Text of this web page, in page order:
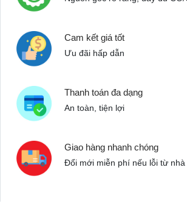
Cam kết giá tốt
Ưu đãi hấp dẫn
Thanh toán đa dạng
An toàn, tiện lợi
Giao hàng nhanh chóng
Đổi mới miễn phí nếu lỗi từ nhà